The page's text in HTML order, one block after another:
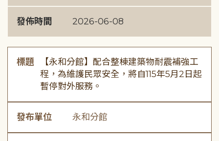
發佈時間 2026-06-08
標題
【永和分館】配合整棟建築物耐震補強工
程，為維護民眾安全，將自115年5月2日起
暫停對外服務。
發布單位 永和分館